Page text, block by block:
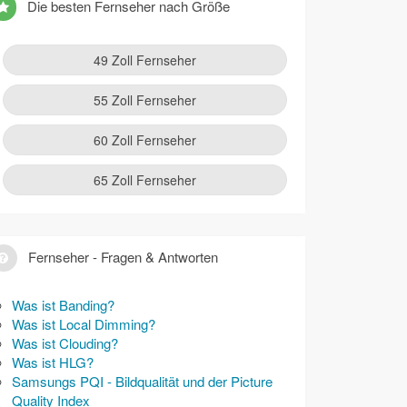
Die besten Fernseher nach Größe
49 Zoll Fernseher
55 Zoll Fernseher
60 Zoll Fernseher
65 Zoll Fernseher
Fernseher - Fragen & Antworten
Was ist Banding?
Was ist Local Dimming?
Was ist Clouding?
Was ist HLG?
Samsungs PQI - Bildqualität und der Picture
Quality Index